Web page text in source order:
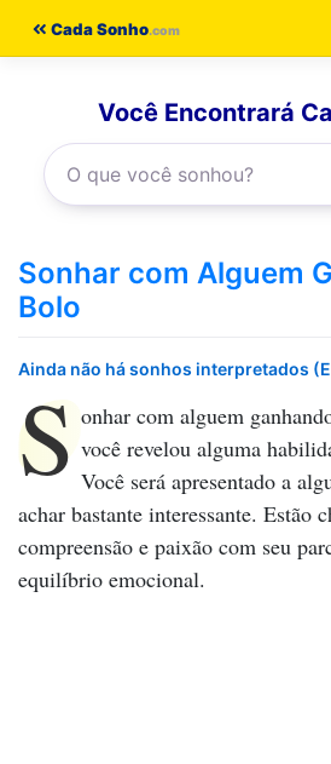
Cada Sonho
Você Encontrará
Sonhar com Alguem
Bolo
Ainda não há sonhos interpretados
S onhar com alguem
você revelou alguma
Você será apresentado a
achar bastante interessante. Estão
compreensão e paixão com seu
equilíbrio emocional.